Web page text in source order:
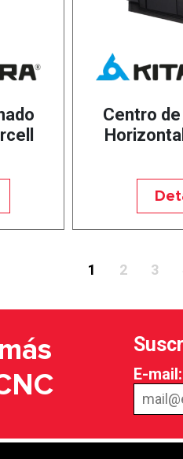
Centro
1 2 3
E-mail: